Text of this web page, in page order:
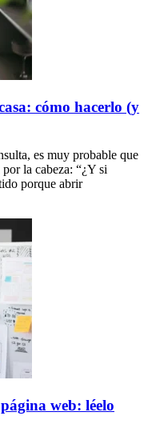
cómo hacerlo (y
es muy probable que
la cabeza: “¿Y si
porque abrir
web: léelo